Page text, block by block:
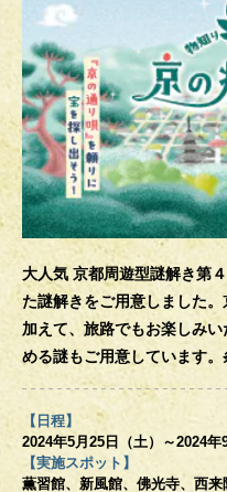
大人気 京都周遊型謎解き第
た謎解きをご用意しました。
加えて、旅路でもお楽しみい
める謎もご用意しています
【日程】
2024年5月25日（土）～2024年
【実施スポット】
薫習館、新風館、佛光寺、西